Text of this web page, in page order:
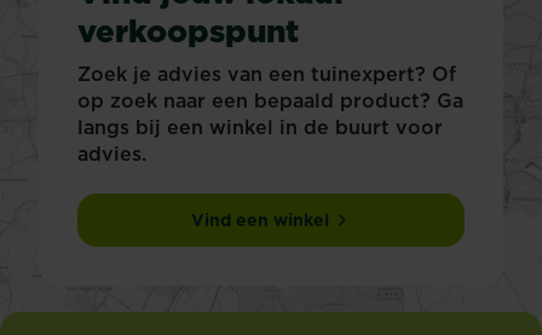
verkoopspunt
Zoek je advies van een tuinexpert? Of
op zoek naar een bepaald product? Ga
langs bij een winkel in de buurt voor
advies.
Vind een winkel